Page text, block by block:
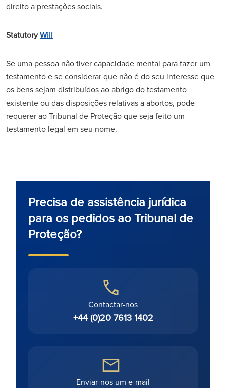
direito a prestações sociais.
StatutoryWill
Se uma pessoa não tiver capacidade mental para fazer um
testamento e se considerar que não é do seu interesse que
os bens sejam distribuídos ao abrigo do testamento
existente ou das disposições relativas a abortos, pode
requerer ao Tribunal de Proteção que seja feito um
testamento legal em seu nome.
Precisa de assistência jurídica
para os pedidos ao Tribunal de
Proteção?
Contactar-nos
+44 (0)20 7613 1402
Enviar-nos um e-mail